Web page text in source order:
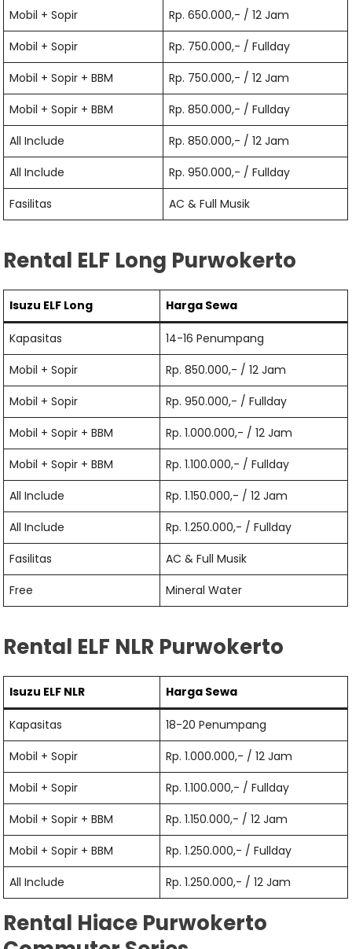
Mobil + Sopir
Rp. 650.000,- / 12 Jam
Mobil + Sopir
Rp. 750.000,- / Fullday
Mobil + Sopir + BBM
Rp. 750.000,- / 12 Jam
Mobil + Sopir + BBM
Rp. 850.000,- / Fullday
All Include
Rp. 850.000,- / 12 Jam
All Include
Rp. 950.000,- / Fullday
Fasilitas
AC & Full Musik
Rental ELF Long Purwokerto
Isuzu ELF Long Harga Sewa
Kapasitas
14-16 Penumpang
Mobil + Sopir
Rp. 850.000,- / 12 Jam
Mobil + Sopir
Rp. 950.000,- / Fullday
Mobil + Sopir + BBM
Rp. 1.000.000,- / 12 Jam
Mobil + Sopir + BBM
Rp. 1.100.000,- / Fullday
All Include
Rp. 1.150.000,- / 12 Jam
All Include
Rp. 1.250.000,- / Fullday
Fasilitas
AC & Full Musik
Free
Mineral Water
Rental ELF NLR Purwokerto
Isuzu ELF NLR Harga Sewa
Kapasitas
18-20 Penumpang
Mobil + Sopir
Rp. 1.000.000,- / 12 Jam
Mobil + Sopir
Rp. 1.100.000,- / Fullday
Mobil + Sopir + BBM
Rp. 1.150.000,- / 12 Jam
Mobil + Sopir + BBM
Rp. 1.250.000,- / Fullday
All Include
Rp. 1.250.000,- / 12 Jam
Rental Hiace Purwokerto